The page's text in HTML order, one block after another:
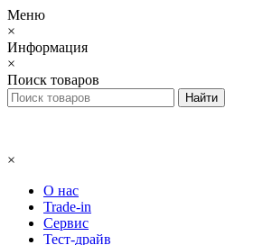
Меню
×
Информация
×
Поиск товаров
×
О нас
Trade-in
Сервис
Тест-драйв